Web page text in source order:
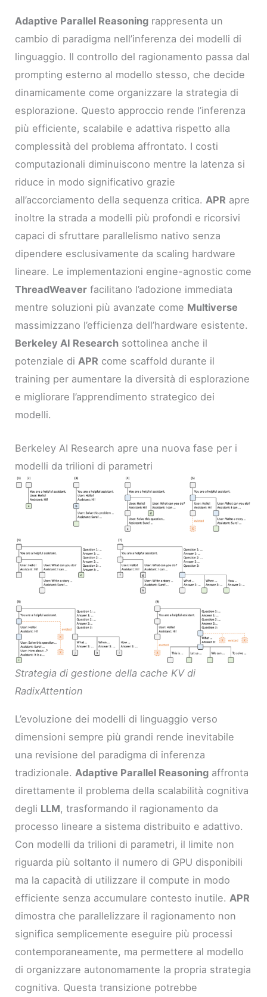
Adaptive Parallel Reasoning rappresenta un
cambio di paradigma nell’inferenza dei modelli di
linguaggio. Il controllo del ragionamento passa dal
prompting esterno al modello stesso, che decide
dinamicamente come organizzare la strategia di
esplorazione. Questo approccio rende l’inferenza
più efficiente, scalabile e adattiva rispetto alla
complessità del problema affrontato. I costi
computazionali diminuiscono mentre la latenza si
riduce in modo significativo grazie
all’accorciamento della sequenza critica. APR apre
inoltre la strada a modelli più profondi e ricorsivi
capaci di sfruttare parallelismo nativo senza
dipendere esclusivamente da scaling hardware
lineare. Le implementazioni engine-agnostic come
ThreadWeaver facilitano l’adozione immediata
mentre soluzioni più avanzate come Multiverse
massimizzano l’efficienza dell’hardware esistente.
Berkeley AI Research sottolinea anche il
potenziale di APR come scaffold durante il
training per aumentare la diversità di esplorazione
e migliorare l’apprendimento strategico dei
modelli.
Berkeley AI Research apre una nuova fase per i
modelli da trilioni di parametri
Strategia di gestione della cache KV di
RadixAttention
L’evoluzione dei modelli di linguaggio verso
dimensioni sempre più grandi rende inevitabile
una revisione del paradigma di inferenza
tradizionale. Adaptive Parallel Reasoning affronta
direttamente il problema della scalabilità cognitiva
degli LLM, trasformando il ragionamento da
processo lineare a sistema distribuito e adattivo.
Con modelli da trilioni di parametri, il limite non
riguarda più soltanto il numero di GPU disponibili
ma la capacità di utilizzare il compute in modo
efficiente senza accumulare contesto inutile. APR
dimostra che parallelizzare il ragionamento non
significa semplicemente eseguire più processi
contemporaneamente, ma permettere al modello
di organizzare autonomamente la propria strategia
cognitiva. Questa transizione potrebbe